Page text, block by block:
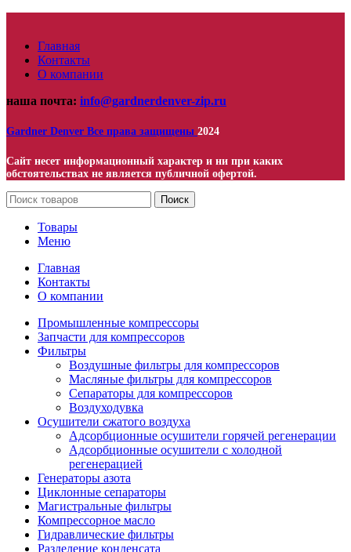
Главная
Контакты
О компании
наша почта: info@gardnerdenver-zip.ru
Gardner Denver Все права защищены 2024
Сайт несет информационный характер и ни при каких
обстоятельствах не является публичной офертой.
Поиск
Товары
Меню
Главная
Контакты
О компании
Промышленные компрессоры
Запчасти для компрессоров
Фильтры
Воздушные фильтры для компрессоров
Масляные фильтры для компрессоров
Сепараторы для компрессоров
Воздуходувка
Осушители сжатого воздуха
Адсорбционные осушители горячей регенерации
Адсорбционные осушители с холодной
регенерацией
Генераторы азота
Циклонные сепараторы
Магистральные фильтры
Компрессорное масло
Гидравлические фильтры
Разделение конденсата